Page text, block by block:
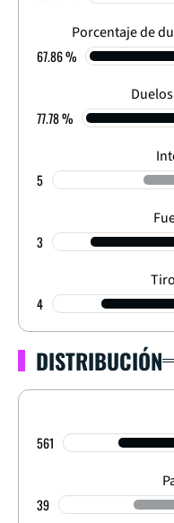
Porcentaje de
67.86 %
77.78 %
5
3
4
DISTRIBUCIÓN
561
39